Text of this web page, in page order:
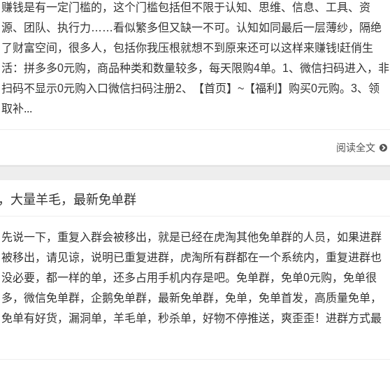
赚钱是有一定门槛的，这个门槛包括但不限于认知、思维、信息、工具、资
源、团队、执行力……看似繁多但又缺一不可。认知如同最后一层薄纱，隔绝
了财富空间，很多人，包括你我压根就想不到原来还可以这样来赚钱!赶俏生
活：拼多多0元购，商品种类和数量较多，每天限购4单。1、微信扫码进入，非
扫码不显示0元购入口微信扫码注册2、【首页】~【福利】购买0元购。3、领
取补...
阅读全文
大量羊毛，最新免单群
先说一下，重复入群会被移出，就是已经在虎淘其他免单群的人员，如果进群
被移出，请见谅，说明已重复进群，虎淘所有群都在一个系统内，重复进群也
没必要，都一样的单，还多占用手机内存是吧。免单群，免单0元购，免单很
多，微信免单群，企鹅免单群，最新免单群，免单，免单首发，高质量免单，
免单有好货，漏洞单，羊毛单，秒杀单，好物不停推送，爽歪歪！进群方式最